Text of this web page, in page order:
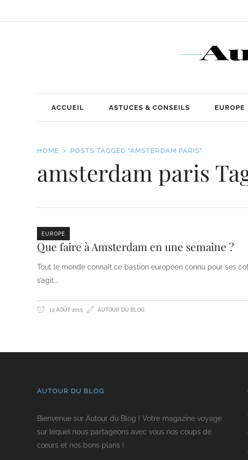
ACCUEIL ASTUCES & CONSEILS EUROPE
HOME POSTS TAGGED "AMSTERDAM PARIS"
amsterdam paris
EUROPE
Que faire à Amsterdam en une semaine ?
Tout le monde connaît ce bastion européen connu pour ses
s’agit
13 AOÛT 2015 AUTOUR DU BLOG
AUTOUR DU BLOG
Bienvenue sur Autour du Blog ! Votre magazine voyage
sur lequel nous partageons avec vous nos coups de
cœurs et nos bons plans !